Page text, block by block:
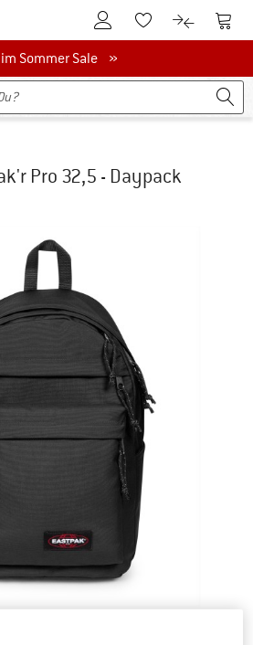
Zum KundenkontoZum Merkzettel.
Zum Zum
Sommer Sale
Sommer Sale »
Pro 32,5 - Daypack